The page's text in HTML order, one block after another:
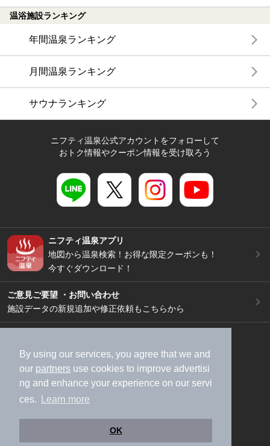
By using our services, you agree that we and
our partners use cookies to improve advertisi
ng and enhance your experience on our servi
ces.
Learn more
OK
温浴施設ランキング
年間温泉ランキング
月間温泉ランキング
サウナランキング
ニフティ温泉公式アカウントをフォローして
おトク情報やクーポン情報を受け取ろう
ニフティ温泉アプリ
地図から温泉検索！お得な限定クーポンも！
今すぐダウンロード！
ご意見ご要望 ・お問い合わせ
施設データの新規追加や修正依頼もこちらから
加盟店募集（資料請求）
広告出稿のご案内
利用規約
ライフスタイルMEMBERS+規約
特定商取引法に基づく表記
ヘルプ
採用情報
運営会社